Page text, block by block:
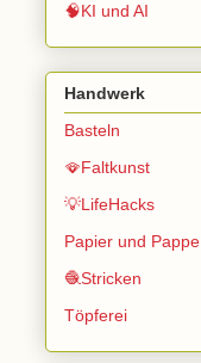
🧠KI und AI
Handwerk
Basteln
🪭Faltkunst
💡LifeHacks
Papier und Pappe
🧶Stricken
Töpferei